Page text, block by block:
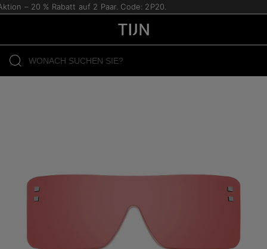
– 20 % Rabatt auf 2 Paar. Code: 2P20.